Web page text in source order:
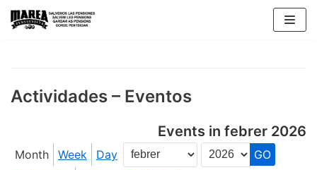
Skip
Actividades – Eventos
Events in febrer 2026
Month Week Day
Month
Year